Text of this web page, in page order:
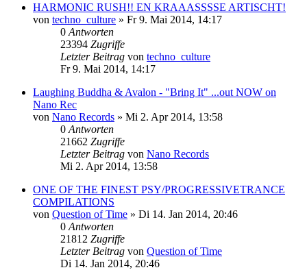
HARMONIC RUSH!! EN KRAAASSSSE ARTISCHT!
von techno_culture » Fr 9. Mai 2014, 14:17
0 Antworten
23394 Zugriffe
Letzter Beitrag von techno_culture
Fr 9. Mai 2014, 14:17
Laughing Buddha & Avalon - "Bring It" ...out NOW on
Nano Rec
von Nano Records » Mi 2. Apr 2014, 13:58
0 Antworten
21662 Zugriffe
Letzter Beitrag von Nano Records
Mi 2. Apr 2014, 13:58
ONE OF THE FINEST PSY/PROGRESSIVETRANCE
COMPILATIONS
von Question of Time » Di 14. Jan 2014, 20:46
0 Antworten
21812 Zugriffe
Letzter Beitrag von Question of Time
Di 14. Jan 2014, 20:46